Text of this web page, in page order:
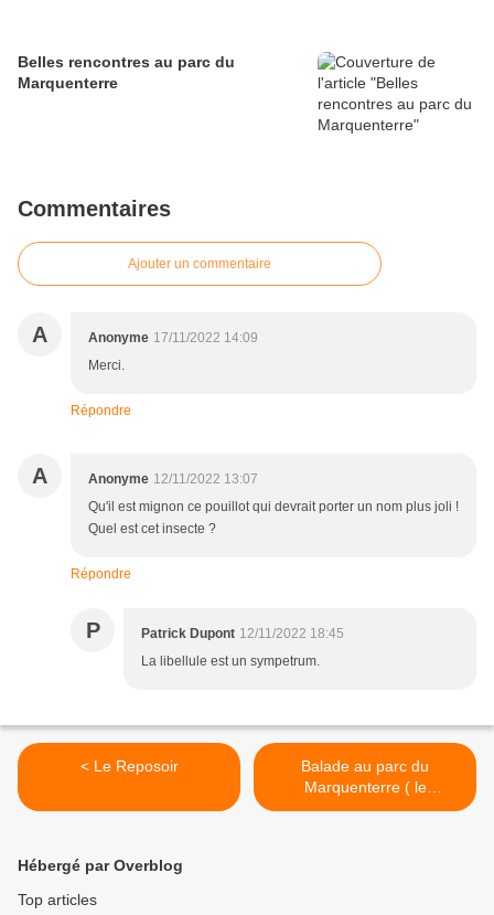
Belles rencontres au parc du
Marquenterre
Commentaires
Ajouter un commentaire
A Anonyme 17/11/2022 14:09
Merci.
Répondre
A Anonyme 12/11/2022 13:07
Qu'il est mignon ce pouillot qui devrait porter un nom plus joli !
Quel est cet insecte ?
Répondre
P Patrick Dupont 12/11/2022 18:45
La libellule est un sympetrum.
< Le Reposoir
Balade au parc du
Marquenterre ( le
26/11/2022 ) >
Hébergé par Overblog
Top articles